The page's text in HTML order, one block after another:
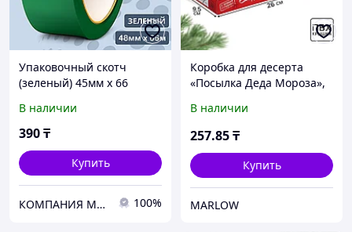
Упаковочный скотч
(зеленый) 45мм х 66
В наличии
390₸
Купить
КОМПАНИЯ MEGAPACK 100%
Коробка для десерта
«Посылка Деда Мороза»,
В наличии
257.85₸
Купить
MARLOW